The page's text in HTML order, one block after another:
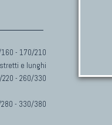
- 170/210
stretti e lunghi
- 260/330
- 330/380